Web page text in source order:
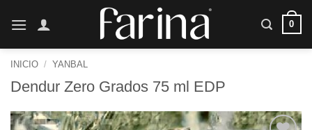
0
INICIO / YANBAL
Dendur Zero Grados 75 ml EDP